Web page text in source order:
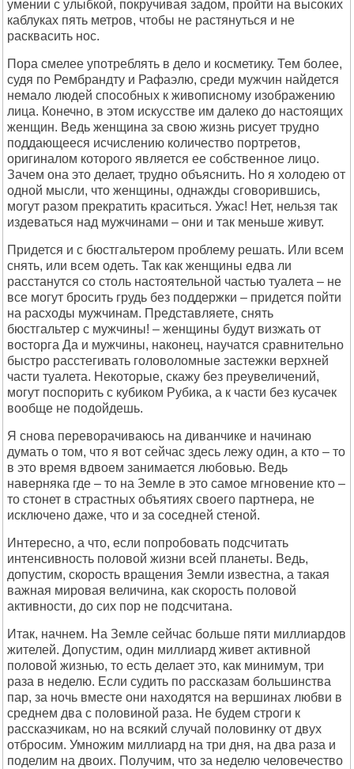
умении с улыбкой, покручивая задом, пройти на высоких
каблуках пять метров, чтобы не растянуться и не
расквасить нос.
Пора смелее употреблять в дело и косметику. Тем более,
судя по Рембрандту и Рафаэлю, среди мужчин найдется
немало людей способных к живописному изображению
лица. Конечно, в этом искусстве им далеко до настоящих
женщин. Ведь женщина за свою жизнь рисует трудно
поддающееся исчислению количество портретов,
оригиналом которого является ее собственное лицо.
Зачем она это делает, трудно объяснить. Но я холодею от
одной мысли, что женщины, однажды сговорившись,
могут разом прекратить краситься. Ужас! Нет, нельзя так
издеваться над мужчинами – они и так меньше живут.
Придется и с бюстгальтером проблему решать. Или всем
снять, или всем одеть. Так как женщины едва ли
расстанутся со столь настоятельной частью туалета – не
все могут бросить грудь без поддержки – придется пойти
на расходы мужчинам. Представляете, снять
бюстгальтер с мужчины! – женщины будут визжать от
восторга Да и мужчины, наконец, научатся сравнительно
быстро расстегивать головоломные застежки верхней
части туалета. Некоторые, скажу без преувеличений,
могут поспорить с кубиком Рубика, а к части без кусачек
вообще не подойдешь.
Я снова переворачиваюсь на диванчике и начинаю
думать о том, что я вот сейчас здесь лежу один, а кто – то
в это время вдвоем занимается любовью. Ведь
наверняка где – то на Земле в это самое мгновение кто –
то стонет в страстных объятиях своего партнера, не
исключено даже, что и за соседней стеной.
Интересно, а что, если попробовать подсчитать
интенсивность половой жизни всей планеты. Ведь,
допустим, скорость вращения Земли известна, а такая
важная мировая величина, как скорость половой
активности, до сих пор не подсчитана.
Итак, начнем. На Земле сейчас больше пяти миллиардов
жителей. Допустим, один миллиард живет активной
половой жизнью, то есть делает это, как минимум, три
раза в неделю. Если судить по рассказам большинства
пар, за ночь вместе они находятся на вершинах любви в
среднем два с половиной раза. Не будем строги к
рассказчикам, но на всякий случай половинку от двух
отбросим. Умножим миллиард на три дня, на два раза и
поделим на двоих. Получим, что за неделю человечество